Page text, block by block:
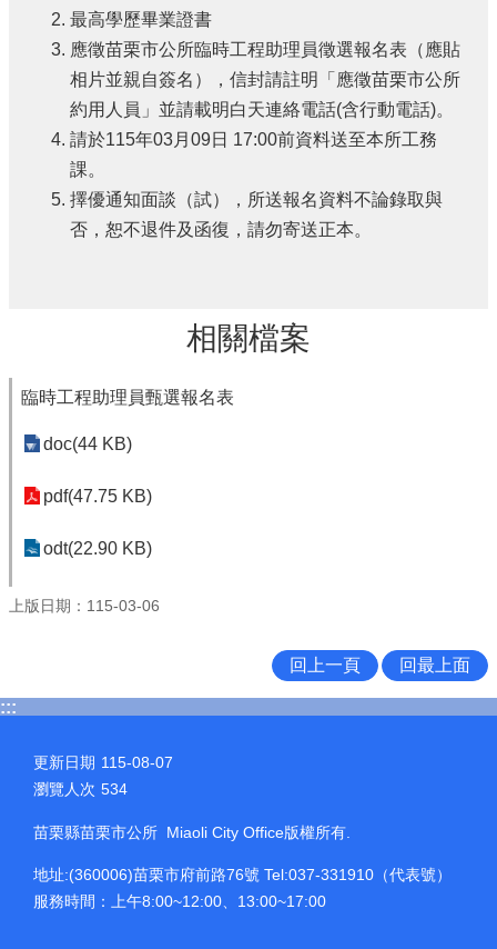
最高學歷畢業證書
應徵苗栗市公所臨時工程助理員徵選報名表（應貼
相片並親自簽名），信封請註明「應徵苗栗市公所
約用人員」並請載明白天連絡電話(含行動電話)。
請於115年03月09日 17:00前資料送至本所工務
課。
擇優通知面談（試），所送報名資料不論錄取與
否，恕不退件及函復，請勿寄送正本。
相關檔案
臨時工程助理員甄選報名表
doc(44 KB)
pdf(47.75 KB)
odt(22.90 KB)
上版日期：115-03-06
回上一頁 回最上面
:::
更新日期 115-08-07
瀏覽人次 534
苗栗縣苗栗市公所 Miaoli City Office版權所有.
地址:(360006)苗栗市府前路76號 Tel:037-331910（代表號）
服務時間：上午8:00~12:00、13:00~17:00